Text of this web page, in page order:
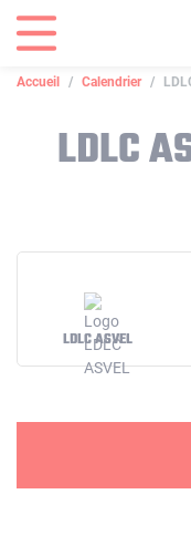
Accueil Calendrier
LDLC
LDLC ASVEL
Panneau de gestion des